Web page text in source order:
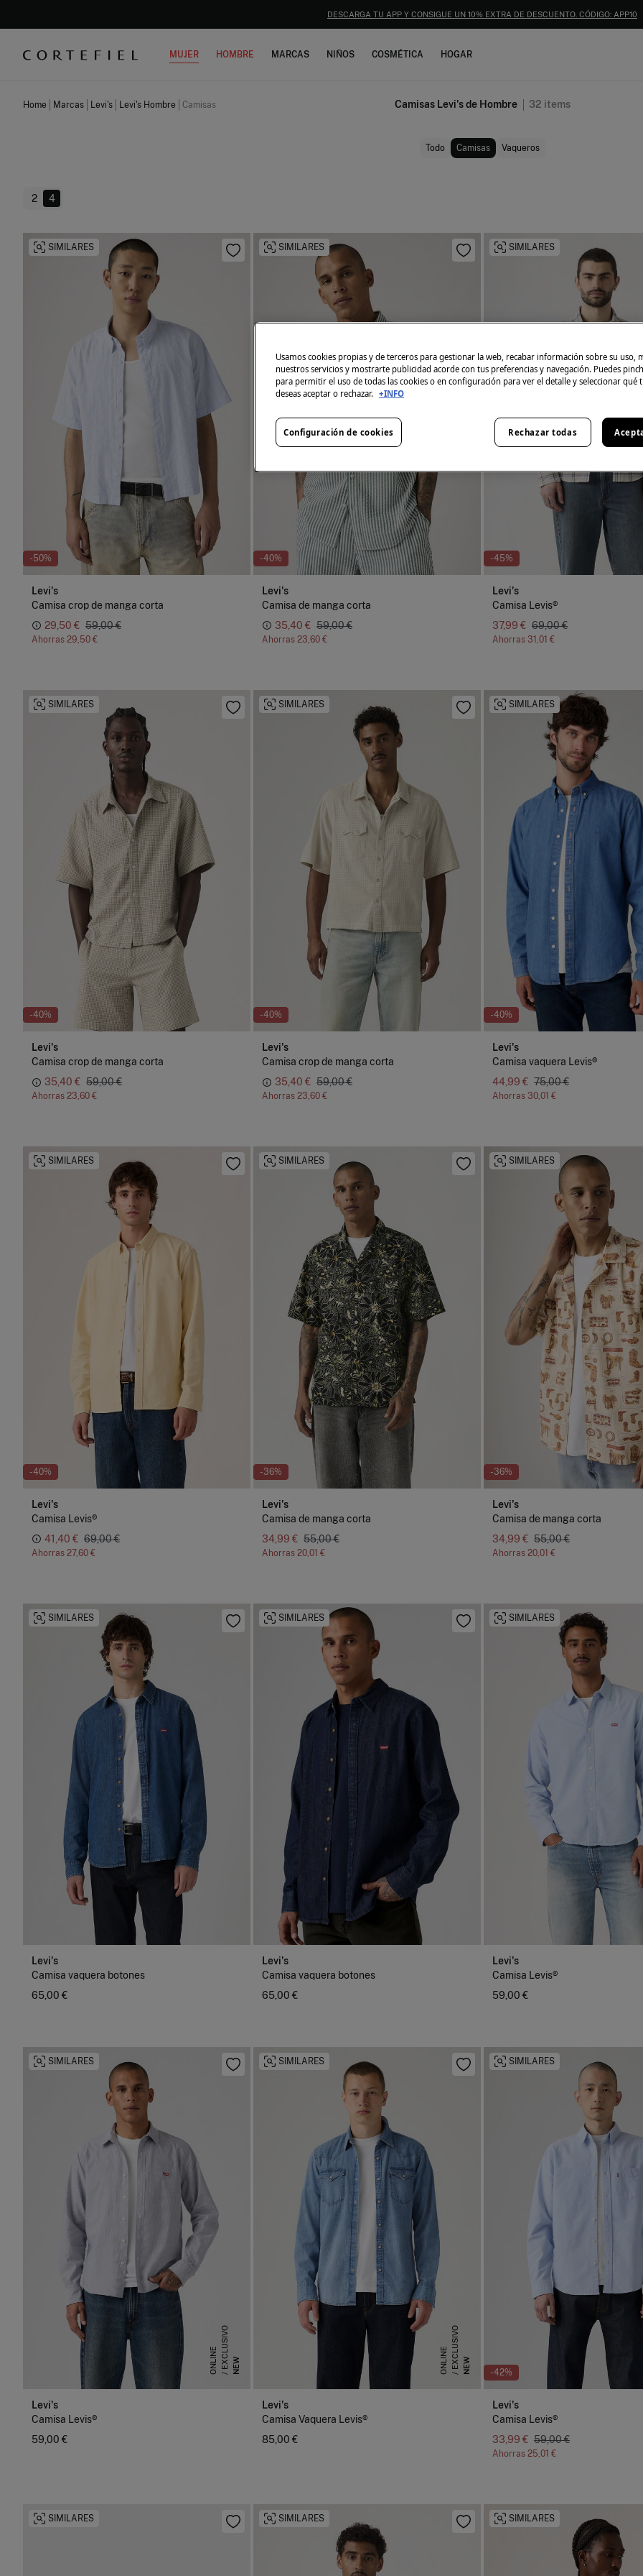
DESCARGA TU APP Y CONSIGUE UN 10% EXTRA DE DESCUENTO. CÓDIGO: APP10
MUJER HOMBRE MARCAS NIÑOS COSMÉTICA HOGAR
Home Marcas Levi's Levi's Hombre Camisas Camisas Levi's de Hombre 32 items
Todo Camisas Vaqueros
2 4
-50%
SIMILARES
Levi's
Camisa crop de manga corta
29,50 € 59,00 €
Ahorras 29,50 €
-40%
SIMILARES
Levi's
Camisa de manga corta
35,40 € 59,00 €
Ahorras 23,60 €
-45%
SIMILARES
Levi's
Camisa Levis®
37,99 € 69,00 €
Ahorras 31,01 €
-40%
SIMILARES
Levi's
Camisa crop de manga corta
35,40 € 59,00 €
Ahorras 23,60 €
-40%
SIMILARES
Levi's
Camisa crop de manga corta
35,40 € 59,00 €
Ahorras 23,60 €
-40%
SIMILARES
Levi's
Camisa vaquera Levis®
44,99 € 75,00 €
Ahorras 30,01 €
-40%
SIMILARES
Levi's
Camisa Levis®
41,40 € 69,00 €
Ahorras 27,60 €
-36%
SIMILARES
Levi's
Camisa de manga corta
34,99 € 55,00 €
Ahorras 20,01 €
-36%
SIMILARES
Levi's
Camisa de manga corta
34,99 € 55,00 €
Ahorras 20,01 €
SIMILARES
Levi's
Camisa vaquera botones
65,00 €
SIMILARES
Levi's
Camisa vaquera botones
65,00 €
SIMILARES
Levi's
Camisa Levis®
59,00 €
NEW
E
X
C
L
U
S
I
V
O
O
N
L
I
N
E
SIMILARES
Levi's
Camisa Levis®
59,00 €
NEW
E
X
C
L
U
S
I
V
O
O
N
L
I
N
E
SIMILARES
Levi's
Camisa Vaquera Levis®
85,00 €
-42%
SIMILARES
Levi's
Camisa Levis®
33,99 € 59,00 €
Ahorras 25,01 €
SIMILARES SIMILARES SIMILARES
Usamos cookies propias y de terceros para gestionar la web, recabar información sobre su uso,
nuestros servicios y mostrarte publicidad acorde con tus preferencias y navegación. Puedes
para permitir el uso de todas las cookies o en configuración para ver el detalle y seleccionar qué
deseas aceptar o rechazar. +INFO
Rechazar todas
Configuración de cookies